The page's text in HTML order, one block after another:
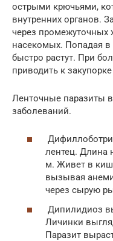
острыми крючьями,
внутренних органов.
через промежуточных
насекомых. Попадая в
быстро растут. При
приводить к
Ленточные паразиты
заболеваний.
лентец. Длина
м. Живет в
вызывая
через сырую
Дипилидиоз
Личинки
Паразит